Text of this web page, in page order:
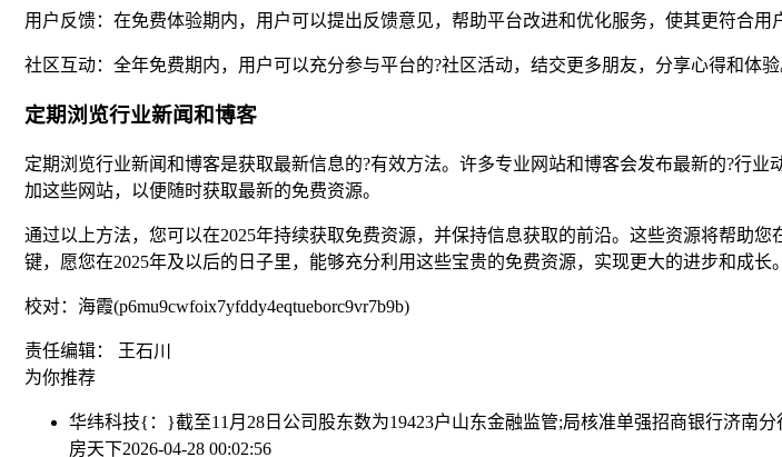
用户反馈：在免费体验期内，用户可以提出反馈意见，帮助平台改进和优化服务，使其更符合用
社区互动：全年免费期内，用户可以充分参与平台的?社区活动，结交更多朋友，分享心得和体验
定期浏览行业新闻和博客
定期浏览行业新闻和博客是获取最新信息的?有效方法。许多专业网站和博客会发布最新的?行
加这些网站，以便随时获取最新的免费资源。
通过以上方法，您可以在2025年持续获取免费资源，并保持信息获取的前沿。这些资源将帮助
键，愿您在2025年及以后的日子里，能够充分利用这些宝贵的免费资源，实现更大的进步和成长。
校对：海霞(p6mu9cwfoix7yfddy4eqtueborc9vr7b9b)
责任编辑： 王石川
为你推荐
华纬科技{：}截至11月28日公司股东数为19423户山东金融监管;局核准单强招商银行济南
房天下2026-04-28 00:02:56